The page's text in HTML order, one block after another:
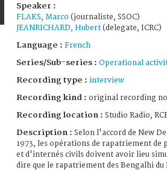
Speaker :
FLAKS, Marco (journaliste, SSOC)
JEANRICHARD, Hubert (delegate, ICRC)
Language : French
Series/Sub-series : Operational
Recording type : interview
Recording kind : original recording
Recording location : Studio Radio,
Description : Selon l'accord de New
1973, les opérations de rapatriement de
et d'internés civils doivent avoir lieu
dire que le rapatriement des Bengalhi du